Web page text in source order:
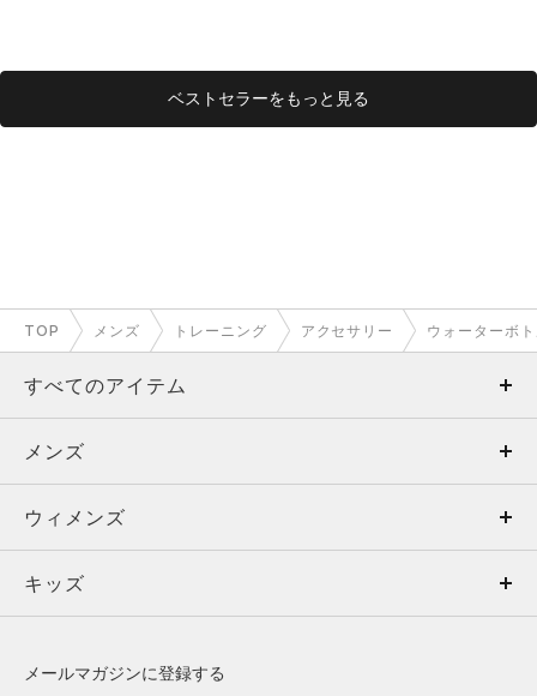
ベストセラーをもっと見る
TOP メンズ トレーニング アクセサリー ウォーターボ
すべてのアイテム
メンズ
ウィメンズ
キッズ
メンズ
トップス
ボトムス
ウィメンズ
トップス
キッズ
メールマガジンに登録する